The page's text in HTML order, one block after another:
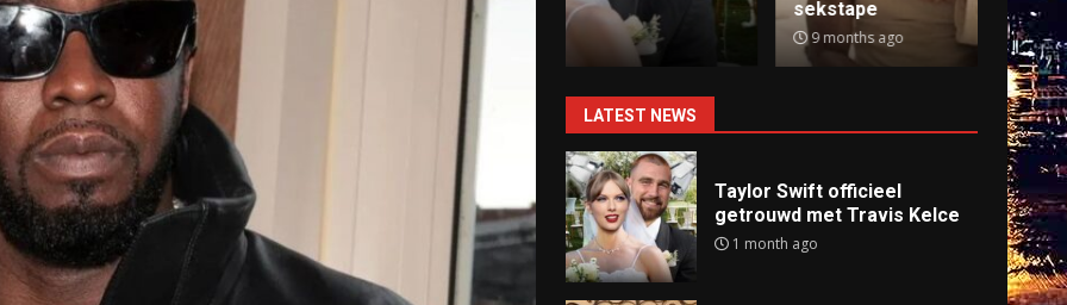
Kelce
1 month ago
sekstape
9 months ago 9
LATEST NEWS
Taylor Swift officieel
getrouwd met Travis Kelce
1 month ago